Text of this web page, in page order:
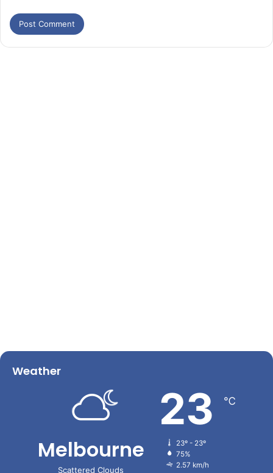
Weather
Melbourne
Scattered Clouds
23 ℃
23º - 23º
75%
2.57 km/h